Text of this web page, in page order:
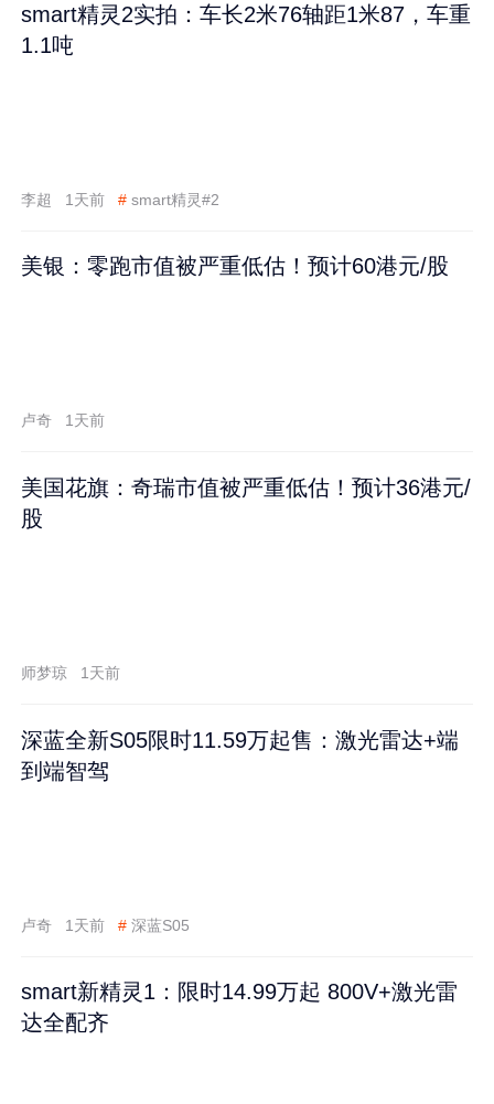
smart精灵2实拍：车长2米76轴距1米87，车重
1.1吨
李超 1天前 # smart精灵#2
美银：零跑市值被严重低估！预计60港元/股
卢奇 1天前
美国花旗：奇瑞市值被严重低估！预计36港元/
股
师梦琼 1天前
深蓝全新S05限时11.59万起售：激光雷达+端
到端智驾
卢奇 1天前 # 深蓝S05
smart新精灵1：限时14.99万起 800V+激光雷
达全配齐